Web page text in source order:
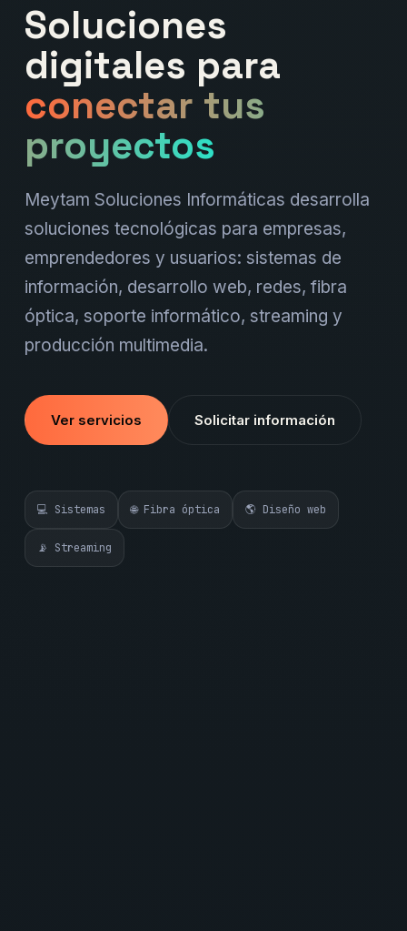
Soluciones
digitales para
conectar tus
proyectos
Meytam Soluciones Informáticas desarrolla
soluciones tecnológicas para empresas,
emprendedores y usuarios: sistemas de
información, desarrollo web, redes, fibra
óptica, soporte informático, streaming y
producción multimedia.
Ver servicios Solicitar información
💻 Sistemas 🌐 Fibra óptica 🌎 Diseño web
📡 Streaming